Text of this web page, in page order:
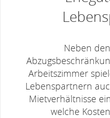
Neben
Arbeitszimmer
Lebenspartnern
Mietverhältnisse
welche